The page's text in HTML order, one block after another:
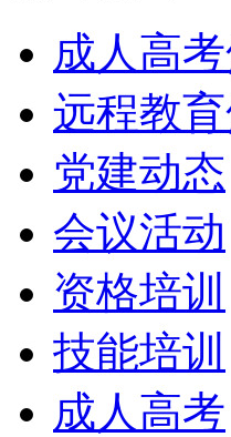
成人高
远程教
党建动态
会议活动
资格培训
技能培训
成人高考